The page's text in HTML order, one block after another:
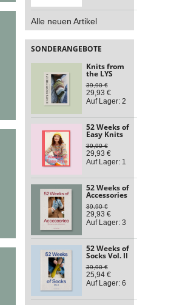
Alle neuen Artikel
SONDERANGEBOTE
Knits from
the LYS
39,90 €
29,93 €
Auf Lager: 2
52 Weeks of
Easy Knits
39,90 €
29,93 €
Auf Lager: 1
52 Weeks of
Accessories
39,90 €
29,93 €
Auf Lager: 3
52 Weeks of
Socks Vol. II
39,90 €
25,94 €
Auf Lager: 6